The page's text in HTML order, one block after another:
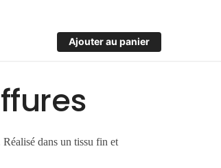
Ajouter au panier
dans un tissu fin et